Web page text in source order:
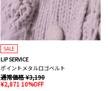
SALE
LIP SERVICE
ポイントメタルロゴベルト
通常価格 ¥3,190
¥2,871 10%OFF